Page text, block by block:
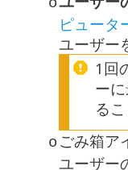
ピュータ
ユーザー
1回
ー
る
oごみ箱ア
ユーザー